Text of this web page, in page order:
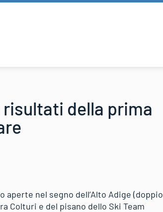
risultati della prima
aperte nel segno dell’Alto Adige (doppio
Colturi e del pisano dello Ski Team